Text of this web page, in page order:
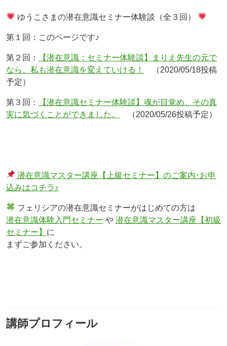
ゆうこさまの潜在意識セミナー体験談（全３回）
第１回：このページです♪
第２回：
【潜在意識：セミナー体験談】まりえ先生の元で
なら、私も潜在意識を変えていける！
（2020/05/18投稿
予定）
第３回：
【潜在意識セミナー体験談】魂が目覚め、その真
実に気づくことができました。
（2020/05/26投稿予定）
潜在意識マスター講座【上級セミナー】のご案内･お申
込みはコチラ♪
フェリシアの潜在意識セミナーがはじめての方は
潜在意識体験入門セミナー や 潜在意識マスター講座【初級
セミナー】 に
まずご参加ください。
講師プロフィール